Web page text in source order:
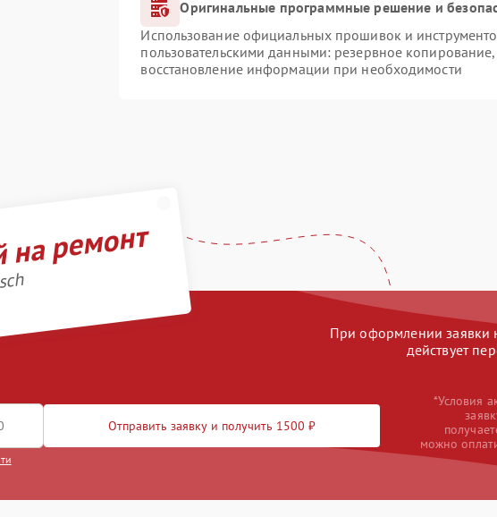
Оригинальные программные решение и
Использование официальных прошивок и
пользовательскими данными: резервное
восстановление информации при необходимости
ремонт
При оформлении заявки
действует
Отправить заявку и получить 1500 ₽
*Условия
можно